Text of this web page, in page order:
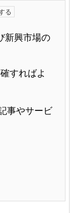
新興市場の
すればよ
事やサービ